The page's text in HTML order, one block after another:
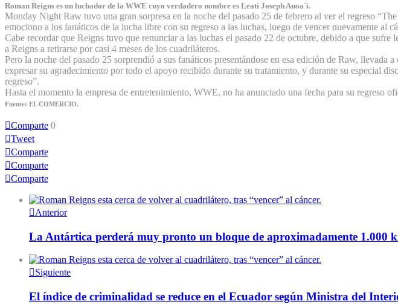
Roman Reigns es un luchador de la WWE cuyo verdadero nombre es Leati Joseph Anoa´i.
Monday Night Raw tuvo una gran sorpresa en la noche del pasado 25 de febrero al ver el regreso
emociono a los fanáticos de la lucha libre con su regreso a las luchas, luego de vencer nuevamente al
Cabe recordar que Reigns tuvo que renunciar a las luchas el pasado 22 de octubre, debido a que
a Reigns a retirarse por casi 4 meses de los cuadriláteros.
Pero la noche del pasado 25 sorprendió a sus fanáticos presentándose en esa edición de Raw,
expresar su agradecimiento por todo el apoyo recibido durante su tratamiento, y durante su especial
regreso”.
Hasta el momento la empresa de entretenimiento, WWE, no ha anunciado una fecha para su regreso
Fuente: EL COMERCIO.
Comparte 0
Tweet
Comparte
Comparte
Comparte
Anterior
La Antártica perderá muy pronto un bloque de aproximadamente 1.000
Siguiente
El índice de criminalidad se reduce en el Ecuador según Ministra del